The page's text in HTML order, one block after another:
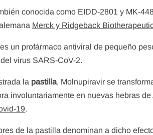
conocida como EIDD-2801 y MK-
Merck y Ridgeback
un profármaco antiviral de pequeño
virus SARS-CoV-2.
la pastilla, Molnupiravir se
involuntariamente en nuevas hebras
19.
de la pastilla denominan a dicho